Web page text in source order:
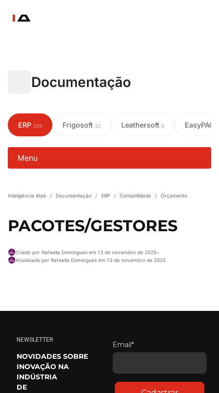
Documentação
ERP 203 Frigosoft 22 Leathersoft 8 EasyPAC
Menu
Inteligência Atak / Documentação / ERP / Contabilidade / Orçamento
PACOTES/GESTORES
Criado por Rafaella Domingues em 13 de novembro de 2025•
Atualizado por Rafaella Domingues em 13 de novembro de 2025
NEWSLETTER
NOVIDADES SOBRE
INOVAÇÃO NA
INDÚSTRIA
DE
Email*